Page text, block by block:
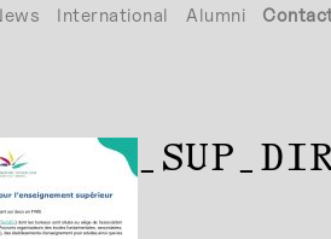
International Alumni